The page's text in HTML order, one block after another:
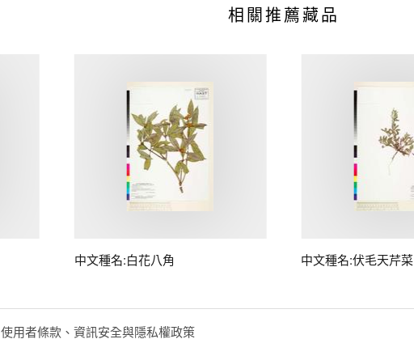
相關推薦藏品
中文種名:白花八角 中文種名:伏毛天芹菜
使用者條款、資訊安全與隱私權政策